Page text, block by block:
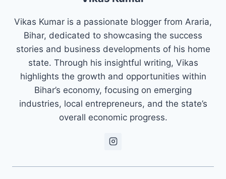
Vikas Kumar is a passionate blogger from Araria,
Bihar, dedicated to showcasing the success
stories and business developments of his home
state. Through his insightful writing, Vikas
highlights the growth and opportunities within
Bihar’s economy, focusing on emerging
industries, local entrepreneurs, and the state’s
overall economic progress.